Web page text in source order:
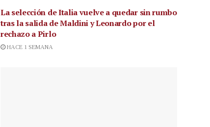
La selección de Italia vuelve a quedar sin rumbo
tras la salida de Maldini y Leonardo por el
rechazo a Pirlo
HACE 1 SEMANA